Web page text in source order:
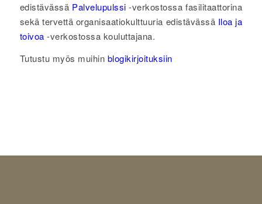
edistävässä Palvelupulssi -verkostossa fasilitaattorina
sekä tervettä organisaatiokulttuuria edistävässä Iloa ja
toivoa -verkostossa kouluttajana.
Tutustu myös muihin blogikirjoituksiin